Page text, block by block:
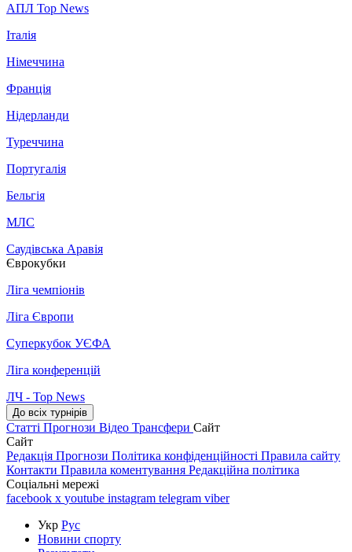
АПЛ Top News
Італія
Німеччина
Франція
Нідерланди
Туреччина
Португалія
Бельгія
МЛС
Саудівська Аравія
Єврокубки
Ліга чемпіонів
Ліга Європи
Суперкубок УЄФА
Ліга конференцій
ЛЧ - Top News
До всіх турнірів
Статті Прогнози Відео Трансфери Сайт
Сайт
Редакція Прогнози Політика конфіденційності Правила сайту
Контакти Правила коментування Редакційна політика
Соціальні мережі
facebook x youtube instagram telegram viber
Укр Рус
Новини спорту